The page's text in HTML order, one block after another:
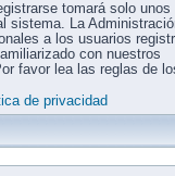
tomará solo unos
sistema. La
a los usuarios
con nuestros
favor lea las reglas de
de privacidad